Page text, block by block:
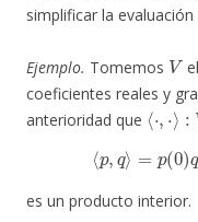
simplificar la
Ejemplo. Tomemos
coeficientes reales y
anterioridad que
⟨⋅ ,⋅⟩:V
⟨ p, =p(0)
es un producto interior.